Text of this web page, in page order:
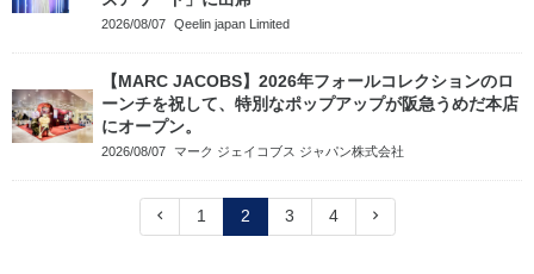
2026/08/07 Qeelin japan Limited
【MARC JACOBS】2026年フォールコレクションのロ
ーンチを祝して、特別なポップアップが阪急うめだ本店
にオープン。
2026/08/07 マーク ジェイコブス ジャパン株式会社
1 2 3 4